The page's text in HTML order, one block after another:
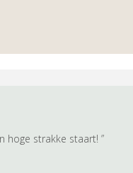
hoge strakke staart! ”